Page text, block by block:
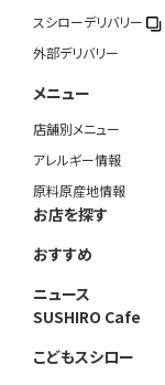
スシローデリバリー
外部デリバリー
メニュー
店舗別メニュー
アレルギー情報
原料原産地情報
お店を探す
おすすめ
ニュース
SUSHIRO Cafe
こどもスシロー